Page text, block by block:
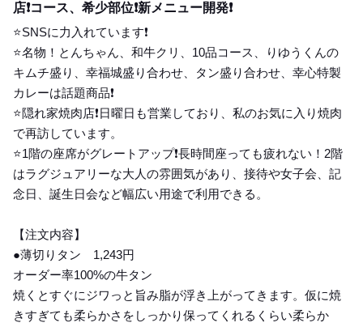
店❗️コース、希少部位❗️新メニュー開発❗️
⭐️SNSに力入れています❗️
⭐️名物！とんちゃん、和牛クリ、10品コース、りゆうくんの
キムチ盛り、幸福城盛り合わせ、タン盛り合わせ、幸心特製
カレーは話題商品❗️
⭐️隠れ家焼肉店❗️日曜日も営業しており、私のお気に入り焼肉
で再訪しています。
⭐️1階の座席がグレートアップ❗️長時間座っても疲れない！2階
はラグジュアリーな大人の雰囲気があり、接待や女子会、記
念日、誕生日会など幅広い用途で利用できる。
【注文内容】
●薄切りタン 1,243円
オーダー率100%の牛タン
焼くとすぐにジワっと旨み脂が浮き上がってきます。仮に焼
きすぎても柔らかさをしっかり保ってくれるくらい柔らか